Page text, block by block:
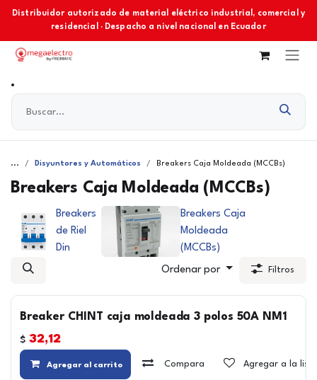
Ir al contenido
Distribuidor autorizado de material eléctrico industrial, comercial y
residencial · Despacho a nivel nacional en Ecuador
... Disyuntores y Automáticos Breakers Caja Moldeada (MCCBs)
Breakers Caja Moldeada (MCCBs)
Breakers
de Riel
Din
Breakers Caja
Moldeada
(MCCBs)
Ordenar por Filtros
Breaker CHINT caja moldeada 3 polos 50A NM1
$ 32,12
Agregar al carrito Compara Agregar a la